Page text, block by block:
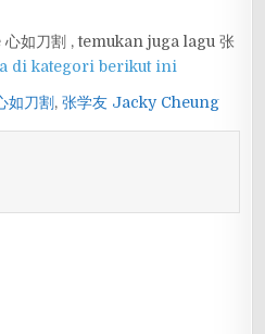
如刀割 , temukan juga lagu 张
di kategori berikut ini
如刀割,张学友 Jacky Cheung